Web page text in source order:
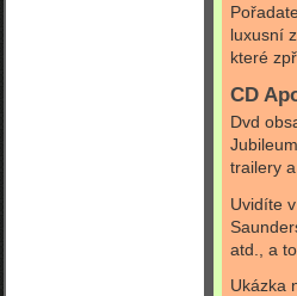
luxusní
které
CD
Dvd
trailery
Uvidíte
atd., a
Ukázka